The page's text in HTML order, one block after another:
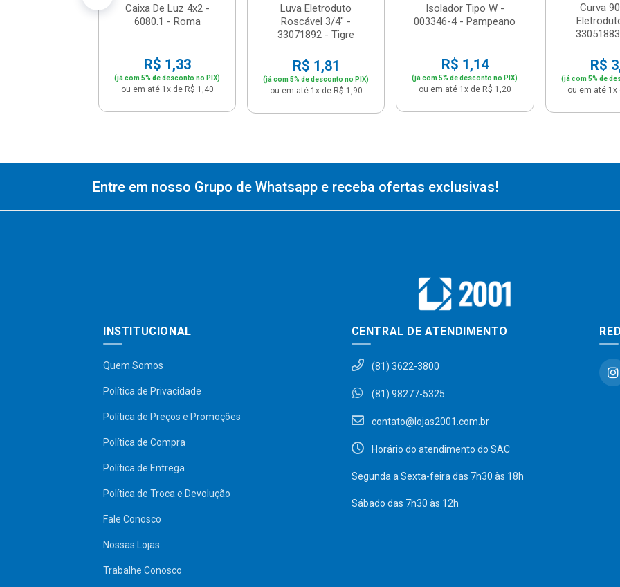
Caixa De Luz 4x2 -
6080.1 - Roma
R$ 1,33
(já com 5% de desconto no PIX)
ou em até 1x de R$ 1,40
Luva Eletroduto
Roscável 3/4" -
33071892 - Tigre
R$ 1,81
(já com 5% de desconto no PIX)
ou em até 1x de R$ 1,90
Isolador Tipo W -
003346-4 - Pampeano
R$ 1,14
(já com 5% de desconto no PIX)
ou em até 1x de R$ 1,20
Curva
R$
(já com 5% de
ou em até 1x
Entre em nosso Grupo de Whatsapp e receba ofertas exclusivas!
INSTITUCIONAL
Quem Somos
Política de Privacidade
Política de Preços e Promoções
Política de Compra
Política de Entrega
Política de Troca e Devolução
Fale Conosco
Nossas Lojas
Trabalhe Conosco
CENTRAL DE ATENDIMENTO
(81) 3622-3800
(81) 98277-5325
contato@lojas2001.com.br
Horário do atendimento do SAC
Segunda a Sexta-feira das 7h30 às 18h
Sábado das 7h30 às 12h